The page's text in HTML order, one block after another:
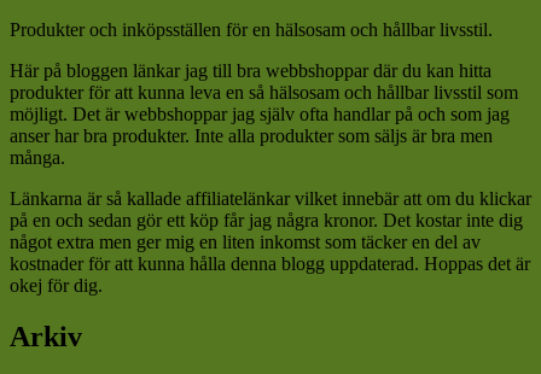
Produkter och inköpsställen för en hälsosam och hållbar livsstil.
Här på bloggen länkar jag till bra webbshoppar där du kan hitta
produkter för att kunna leva en så hälsosam och hållbar livsstil som
möjligt. Det är webbshoppar jag själv ofta handlar på och som jag
anser har bra produkter. Inte alla produkter som säljs är bra men
många.
Länkarna är så kallade affiliatelänkar vilket innebär att om du klickar
på en och sedan gör ett köp får jag några kronor. Det kostar inte dig
något extra men ger mig en liten inkomst som täcker en del av
kostnader för att kunna hålla denna blogg uppdaterad. Hoppas det är
okej för dig.
Arkiv